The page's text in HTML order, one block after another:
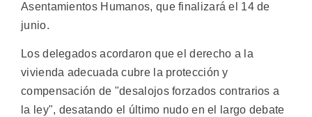
Asentamientos Humanos, que finalizará el 14 de
junio.
Los delegados acordaron que el derecho a la
vivienda adecuada cubre la protección y
compensación de "desalojos forzados contrarios a
la ley", desatando el último nudo en el largo debate